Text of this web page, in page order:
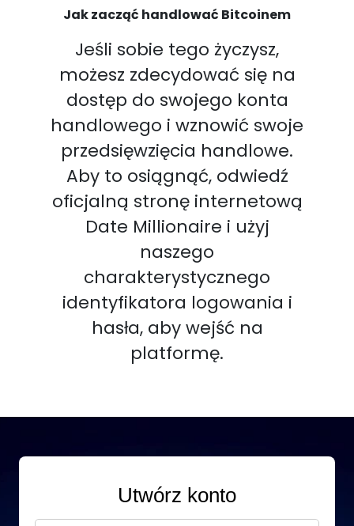
Jak zacząć handlować Bitcoinem
Jeśli sobie tego życzysz,
możesz zdecydować się na
dostęp do swojego konta
handlowego i wznowić swoje
przedsięwzięcia handlowe.
Aby to osiągnąć, odwiedź
oficjalną stronę internetową
Date Millionaire i użyj
naszego
charakterystycznego
identyfikatora logowania i
hasła, aby wejść na
platformę.